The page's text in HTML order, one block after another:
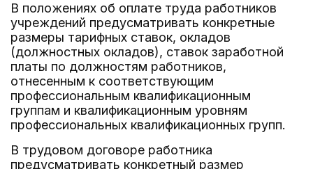
В положениях об оплате труда работников
учреждений предусматривать конкретные
размеры тарифных ставок, окладов
(должностных окладов), ставок заработной
платы по должностям работников,
отнесенным к соответствующим
профессиональным квалификационным
группам и квалификационным уровням
профессиональных квалификационных групп.
В трудовом договоре работника
предусматривать конкретный размер